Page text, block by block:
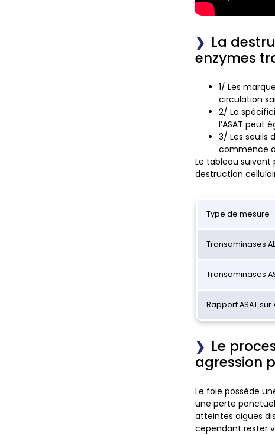
La
enzymes
1/Les
circulation
2/La
l’ASAT peut
3/Les seuils
commence
Le tableau suivant
destruction
Type de mesure
Transaminases
Transaminases
Rapport ASAT sur
Le
agression
Le foie possède
une perte
atteintes aiguës
cependant rester